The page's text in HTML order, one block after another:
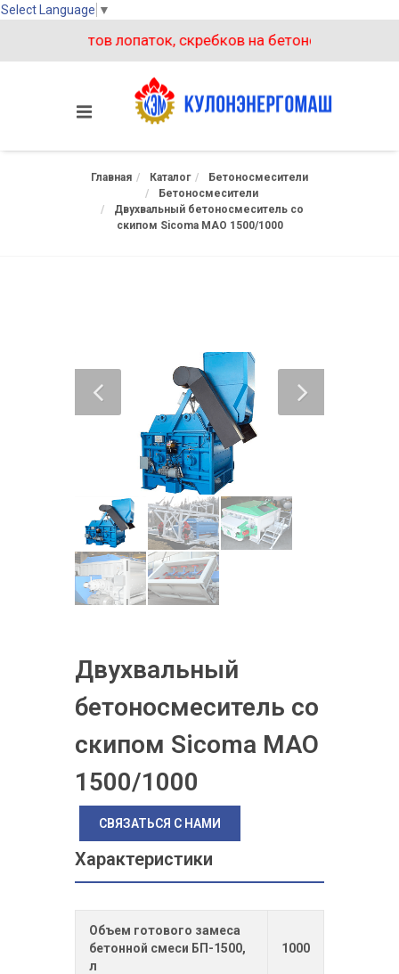
Select Language ▼
комплектов лопаток, скребков на бетоносмеситель
Главная Каталог
Бетоносмесители
Бетоносмесители
Двухвальный бетоносмеситель со
скипом Sicoma MAO 1500/1000
Двухвальный
бетоносмеситель со
скипом Sicoma MAO
1500/1000
СВЯЗАТЬСЯ С НАМИ
Характеристики
Объем готового замеса
бетонной смеси БП-1500,
л
1000